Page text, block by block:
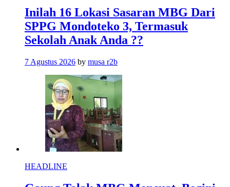
Inilah 16 Lokasi Sasaran MBG Dari
SPPG Mondoteko 3, Termasuk
Sekolah Anak Anda ??
7 Agustus 2026 by musa r2b
HEADLINE